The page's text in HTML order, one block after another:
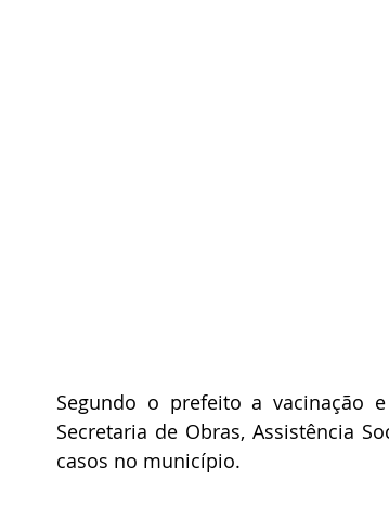
Segundo o prefeito a vacinação
Secretaria de Obras, Assistência
casos no município.